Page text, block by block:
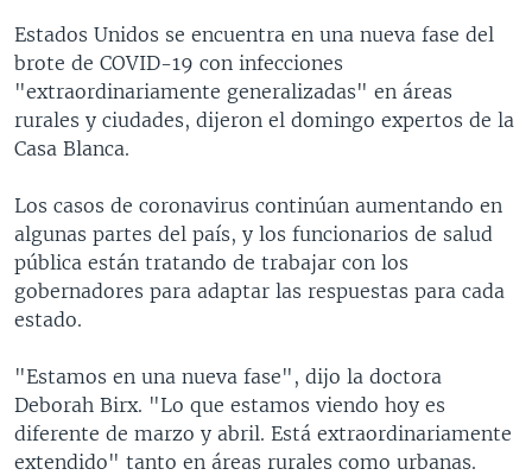
ENTRETENIMIENTO
Estados Unidos se encuentra en una nueva fase del
brote de COVID-19 con infecciones
"extraordinariamente generalizadas" en áreas
rurales y ciudades, dijeron el domingo expertos de la
Casa Blanca.
Los casos de coronavirus continúan aumentando en
algunas partes del país, y los funcionarios de salud
pública están tratando de trabajar con los
gobernadores para adaptar las respuestas para cada
estado.
"Estamos en una nueva fase", dijo la doctora
Deborah Birx. "Lo que estamos viendo hoy es
diferente de marzo y abril. Está extraordinariamente
extendido" tanto en áreas rurales como urbanas.